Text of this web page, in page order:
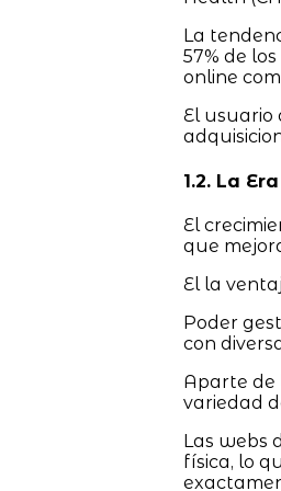
La
57% de
online
El
1.2. La
El
que
El la
Poder
con
Aparte de
variedad
Las webs
física, lo